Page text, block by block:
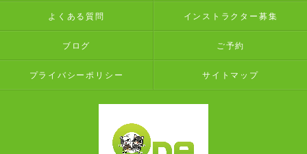
よくある質問 インストラクター募集
ブログ ご予約
プライバシーポリシー サイトマップ